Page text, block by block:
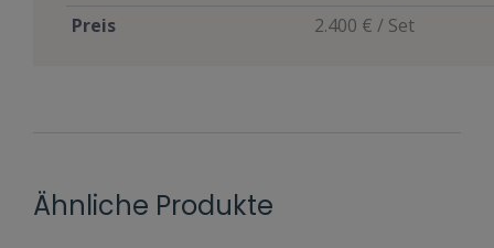
Preis
2.400 € / Set
Ähnliche Produkte